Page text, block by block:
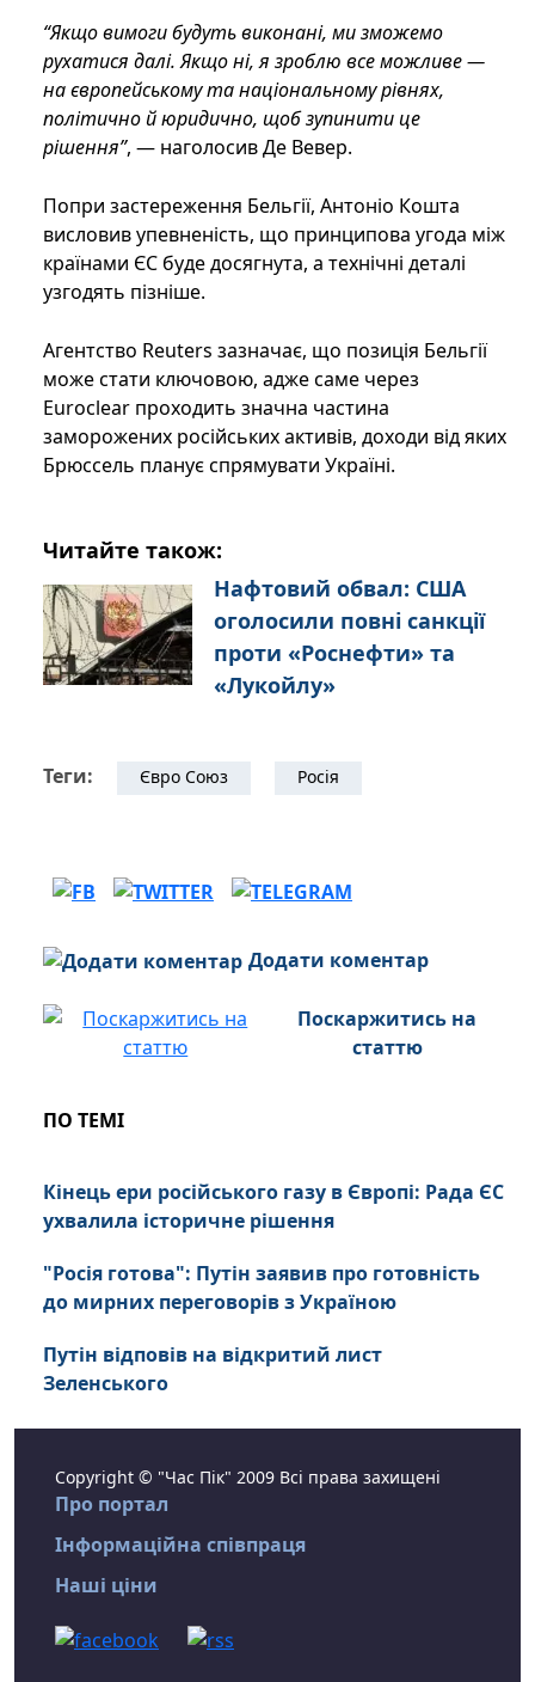
“Якщо вимоги будуть виконані, ми зможемо
рухатися далі. Якщо ні, я зроблю все можливе —
на європейському та національному рівнях,
політично й юридично, щоб зупинити це
рішення”, — наголосив Де Вевер.
Попри застереження Бельгії, Антоніо Кошта
висловив упевненість, що принципова угода між
країнами ЄС буде досягнута, а технічні деталі
узгодять пізніше.
Агентство Reuters зазначає, що позиція Бельгії
може стати ключовою, адже саме через
Euroclear проходить значна частина
заморожених російських активів, доходи від яких
Брюссель планує спрямувати Україні.
Читайте також:
Нафтовий обвал: США
оголосили повні санкції
проти «Роснефти» та
«Лукойлу»
Теги: Євро Союз Росія
Додати коментар
Поскаржитись на
статтю
ПО ТЕМІ
Кінець ери російського газу в Європі: Рада ЄС
ухвалила історичне рішення
"Росія готова": Путін заявив про готовність
до мирних переговорів з Україною
Путін відповів на відкритий лист
Зеленського
Copyright © "Час Пік" 2009 Всі права захищені
Про портал
Інформаційна співпраця
Наші ціни